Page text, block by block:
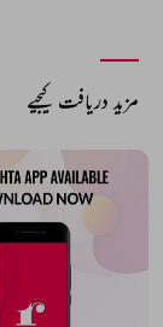
مزید دریافت کیجیے